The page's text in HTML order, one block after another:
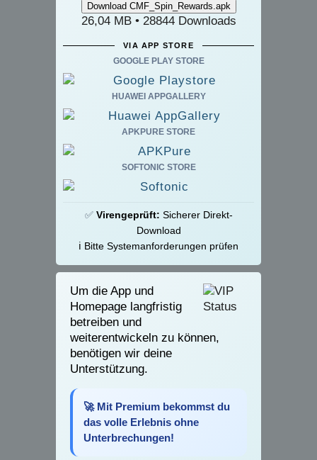
26,04 MB • 28844 Downloads
VIA APP STORE
GOOGLE PLAY STORE
HUAWEI APPGALLERY
APKPURE STORE
SOFTONIC STORE
✅ Virengeprüft: Sicherer Direkt-
Download
ℹ️ Bitte Systemanforderungen prüfen
Um die App und
Homepage langfristig
betreiben und
weiterentwickeln zu können,
benötigen wir deine
Unterstützung.
🚀 Mit Premium bekommst du
das volle Erlebnis ohne
Unterbrechungen!